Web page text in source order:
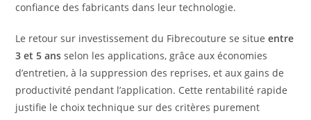
confiance des fabricants dans leur technologie.
Le retour sur investissement du Fibrecouture se situeentre
3 et 5 ans selon les applications, grâce aux économies
d’entretien, à la suppression des reprises, et aux gains de
productivité pendant l’application. Cette rentabilité rapide
justifie le choix technique sur des critères purement